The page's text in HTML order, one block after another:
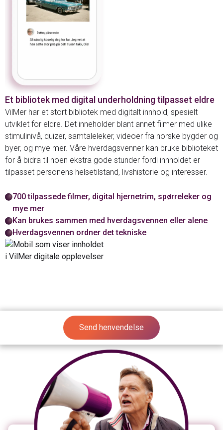
Et bibliotek med digital underholdning tilpasset eldre
VilMer har et stort bibliotek med digitalt innhold, spesielt
utviklet for eldre. Det inneholder blant annet filmer med ulike
stimulinivå, quizer, samtaleleker, videoer fra norske bygder og
byer, og mye mer. Våre hverdagsvenner kan bruke biblioteket
for å bidra til noen ekstra gode stunder fordi innholdet er
tilpasset personens helsetilstand, livshistorie og interesser.
700 tilpassede filmer, digital hjernetrim, spørreleker og
mye mer
Kan brukes sammen med hverdagsvennen eller alene
Hverdagsvennen ordner det tekniske
Send henvendelse